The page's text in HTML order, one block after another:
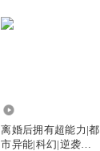
离婚后拥有超能力|都
市异能|科幻|逆袭爽